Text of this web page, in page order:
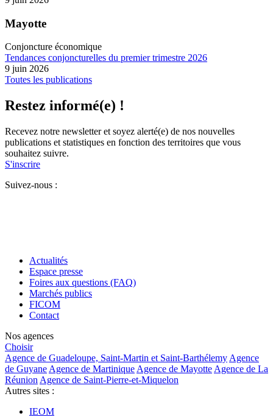
Mayotte
Conjoncture économique
Tendances conjoncturelles du premier trimestre 2026
9 juin 2026
Toutes les publications
Restez informé(e) !
Recevez notre newsletter et soyez alerté(e) de nos nouvelles
publications et statistiques en fonction des territoires que vous
souhaitez suivre.
S'inscrire
Suivez-nous :
Actualités
Espace presse
Foires aux questions (FAQ)
Marchés publics
FICOM
Contact
Nos agences
Choisir
Agence de Guadeloupe, Saint-Martin et Saint-Barthélemy Agence
de Guyane Agence de Martinique Agence de Mayotte Agence de La
Réunion Agence de Saint-Pierre-et-Miquelon
Autres sites :
IEOM